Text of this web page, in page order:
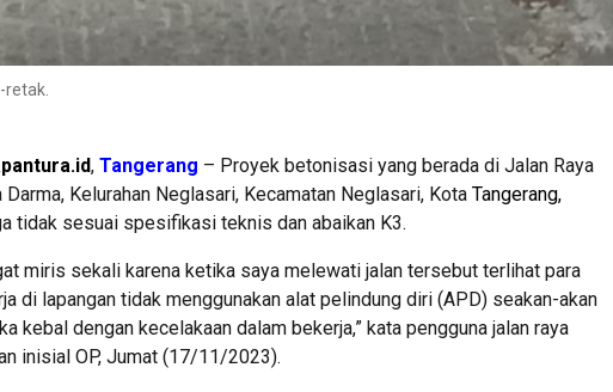
retak.
, Tangerang – Proyek betonisasi yang berada di Jalan Raya
Darma, Kelurahan Neglasari, Kecamatan Neglasari, Kota Tangerang,
tidak sesuai spesifikasi teknis dan abaikan K3.
miris sekali karena ketika saya melewati jalan tersebut terlihat para
di lapangan tidak menggunakan alat pelindung diri (APD) seakan-akan
kebal dengan kecelakaan dalam bekerja,” kata pengguna jalan raya
inisial OP, Jumat (17/11/2023).